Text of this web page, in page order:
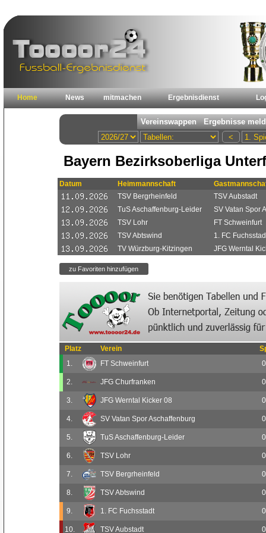
Home News mitmachen Ergebnisdienst
Bayern Bezirksoberliga
Datum Heimmannschaft
TSV Bergrheinfeld
TSV Aubstadt
TuS Aschaffenburg-Leider
SV Vatan Spor
TSV Lohr
FT Schweinfurt
TSV Abtswind
1. FC
TV Würzburg-Kitzingen
JFG Werntal
Platz Verein
1.
FT Schweinfurt 0
2. JFG Churfranken 0
3. JFG Werntal Kicker 08 0
4. SV Vatan Spor Aschaffenburg 0
5. TuS Aschaffenburg-Leider 0
6. TSV Lohr 0
7. TSV Bergrheinfeld 0
8. TSV Abtswind 0
9. 1. FC Fuchsstadt 0
10. TSV Aubstadt 0